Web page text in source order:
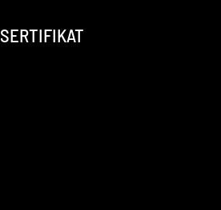
SERTIFIKAT